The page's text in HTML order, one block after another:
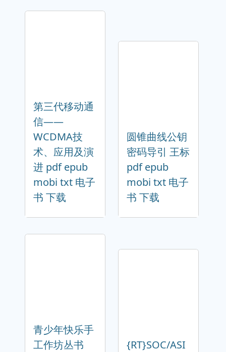
第三代移动通
信——
WCDMA技
术、应用及演
进 pdf epub
mobi txt 电子
书 下载
圆锥曲线公钥
密码导引 王标
pdf epub
mobi txt 电子
书 下载
青少年快乐手
工作坊丛书
{RT}SOC/ASI